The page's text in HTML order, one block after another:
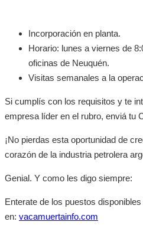
Incorporación en planta.
Horario: lunes a viernes de
oficinas de Neuquén.
Visitas semanales a la
Si cumplís con los requisitos y te
empresa líder en el rubro, enviá tu
¡No pierdas esta oportunidad de
corazón de la industria petrolera
Genial. Y como les digo siempre:
Enterate de los puestos
en: vacamuertainfo.com